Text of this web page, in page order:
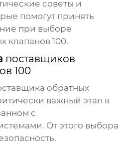
советы и
помогут принять
при выборе
клапанов 100.
поставщиков
100
обратных
важный этап в
с
От этого выбора